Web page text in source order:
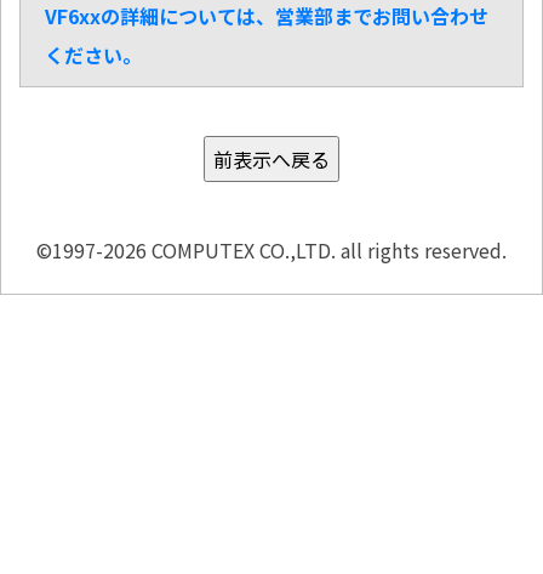
VF6xxの詳細については、営業部までお問い合わせ
ください。
©1997-2026 COMPUTEX CO.,LTD. all rights reserved.